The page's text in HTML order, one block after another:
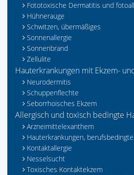
Fototoxische Dermatitis und
Hühnerauge
Schwitzen, übermäßiges
Sonnenallergie
Sonnenbrand
Zellulite
Hauterkrankungen mit Ekzem-
Neurodermitis
Schuppenflechte
Seborrhoisches Ekzem
Allergisch und toxisch bedingte
Arzneimittelexanthem
Hauterkrankungen, berufsbedingte
Kontaktallergie
Nesselsucht
Toxisches Kontaktekzem